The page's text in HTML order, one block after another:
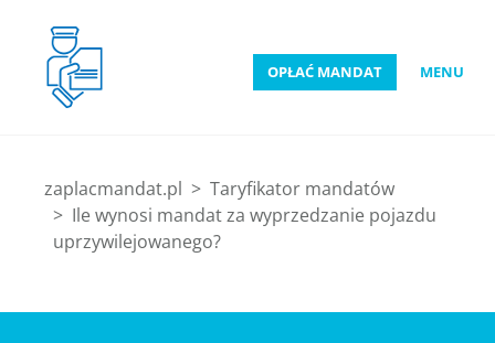
OPŁAĆ MANDAT MENU
zaplacmandat.pl
Taryfikator mandatów
Ile wynosi mandat za wyprzedzanie pojazdu
uprzywilejowanego?